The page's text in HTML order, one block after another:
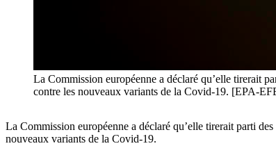
La Commission européenne a déclaré qu’elle tirerait
contre les nouveaux variants de la Covid-19. [EPA-
La Commission européenne a déclaré qu’elle tirerait parti
nouveaux variants de la Covid-19.